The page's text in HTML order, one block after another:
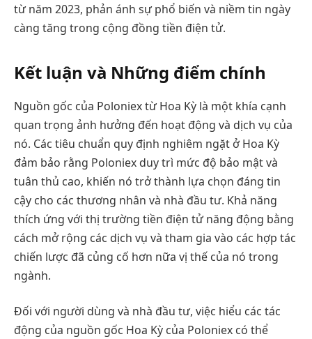
từ năm 2023, phản ánh sự phổ biến và niềm tin ngày
càng tăng trong cộng đồng tiền điện tử.
Kết luận và Những điểm chính
Nguồn gốc của Poloniex từ Hoa Kỳ là một khía cạnh
quan trọng ảnh hưởng đến hoạt động và dịch vụ của
nó. Các tiêu chuẩn quy định nghiêm ngặt ở Hoa Kỳ
đảm bảo rằng Poloniex duy trì mức độ bảo mật và
tuân thủ cao, khiến nó trở thành lựa chọn đáng tin
cậy cho các thương nhân và nhà đầu tư. Khả năng
thích ứng với thị trường tiền điện tử năng động bằng
cách mở rộng các dịch vụ và tham gia vào các hợp tác
chiến lược đã củng cố hơn nữa vị thế của nó trong
ngành.
Đối với người dùng và nhà đầu tư, việc hiểu các tác
động của nguồn gốc Hoa Kỳ của Poloniex có thể